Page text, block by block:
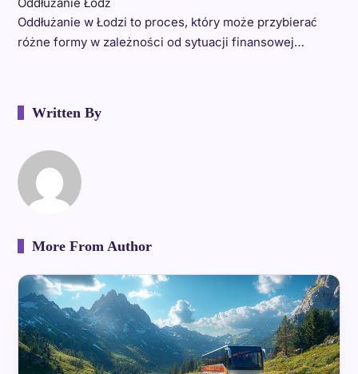
Oddłużanie w Łodzi to proces, który może przybierać
różne formy w zależności od sytuacji finansowej…
Written By
More From Author